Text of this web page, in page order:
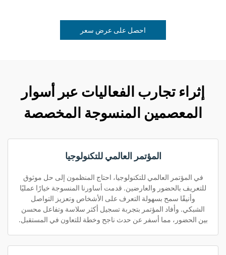
احصل على عرض سعر
إثراء تجارب الفعاليات عبر أسوار
المعصمين المنسوجة المخصصة
المؤتمر العالمي للتكنولوجيا
في المؤتمر العالمي للتكنولوجيا، احتاج المنظمون إلى حل موثوق
للتعريف بالحضور والعارضين. قدمت أساورنا المنسوجة خيارًا عمليًا
وأنيقًا سمح بسهولة التعرف على الأشخاص وتعزيز التواصل
الشبكي. وأفاد المؤتمر بتجربة تسجيل أكثر سلاسة وتفاعل محسن
بين الحضور، مما أسفر عن حدث ناجح وخطة للتعاون في المستقبل.